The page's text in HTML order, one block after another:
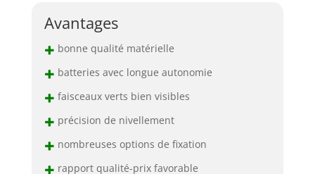
Avantages
+ bonne qualité matérielle
+ batteries avec longue autonomie
+ faisceaux verts bien visibles
+ précision de nivellement
+ nombreuses options de fixation
+ rapport qualité-prix favorable